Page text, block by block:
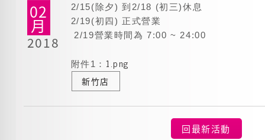
02
月
2018
2/15(除夕) 到2/18 (初三)休息
2/19(初四) 正式營業
2/19營業時間為 7:00 ~ 24:00
附件1： 1.png
新竹店
回最新活動